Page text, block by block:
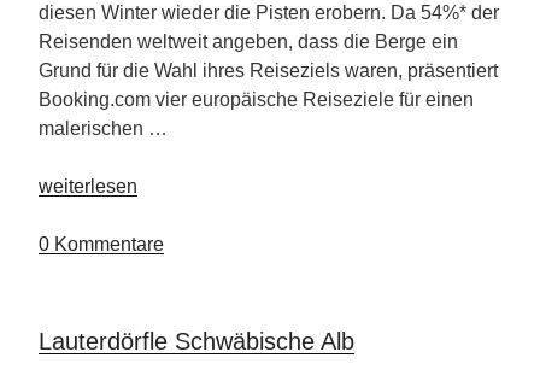
diesen Winter wieder die Pisten erobern. Da 54%* der
Reisenden weltweit angeben, dass die Berge ein
Grund für die Wahl ihres Reiseziels waren, präsentiert
Booking.com vier europäische Reiseziele für einen
malerischen …
„Es
Ski
ab
auf
weiterlesen
0 Kommentare
Lauterdörfle Schwäbische Alb